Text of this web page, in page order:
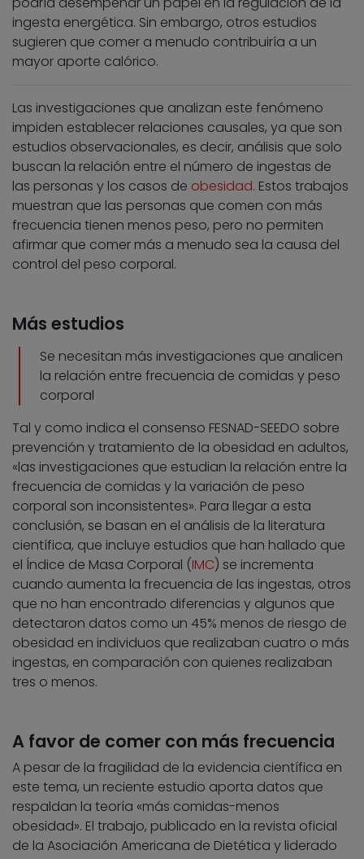
ingesta energética. Sin embargo, otros estudios
sugieren que comer a menudo contribuiría a un
mayor aporte calórico.
Las investigaciones que analizan este fenómeno
impiden establecer relaciones causales, ya que son
estudios observacionales, es decir, análisis que solo
buscan la relación entre el número de ingestas de
las personas y los casos de obesidad. Estos trabajos
muestran que las personas que comen con más
frecuencia tienen menos peso, pero no permiten
afirmar que comer más a menudo sea la causa del
control del peso corporal.
Más estudios
Se necesitan más investigaciones que analicen
la relación entre frecuencia de comidas y peso
corporal
Tal y como indica el consenso FESNAD-SEEDO sobre
prevención y tratamiento de la obesidad en adultos,
«las investigaciones que estudian la relación entre la
frecuencia de comidas y la variación de peso
corporal son inconsistentes». Para llegar a esta
conclusión, se basan en el análisis de la literatura
científica, que incluye estudios que han hallado que
el Índice de Masa Corporal (IMC) se incrementa
cuando aumenta la frecuencia de las ingestas, otros
que no han encontrado diferencias y algunos que
detectaron datos como un 45% menos de riesgo de
obesidad en individuos que realizaban cuatro o más
ingestas, en comparación con quienes realizaban
tres o menos.
A favor de comer con más frecuencia
A pesar de la fragilidad de la evidencia científica en
este tema, un reciente estudio aporta datos que
respaldan la teoría «más comidas-menos
obesidad». El trabajo, publicado en la revista oficial
de la Asociación Americana de Dietética y liderado